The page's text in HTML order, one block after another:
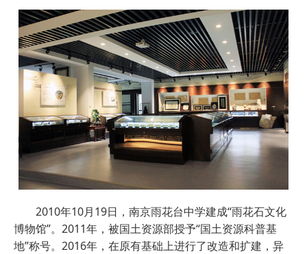
2010年10月19日，南京雨花台中学建成“雨花石文化
博物馆”。2011年，被国土资源部授予“国土资源科普基
地”称号。2016年，在原有基础上进行了改造和扩建，异